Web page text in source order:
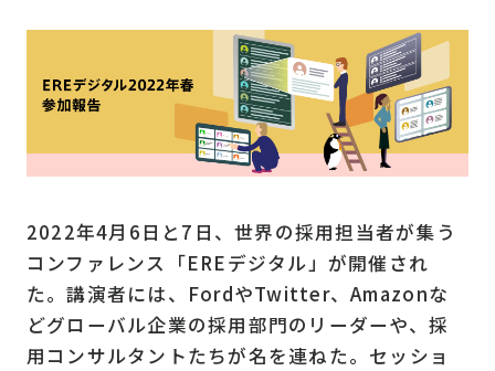
2022年4月6日と7日、世界の採用担当者が集う
コンファレンス「EREデジタル」が開催され
た。講演者には、FordやTwitter、Amazonな
どグローバル企業の採用部門のリーダーや、採
用コンサルタントたちが名を連ねた。セッショ